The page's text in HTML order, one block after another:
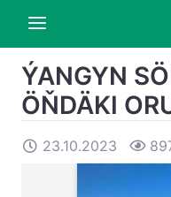
ÝANGYN
ÖŇDÄKI
23.10.2023